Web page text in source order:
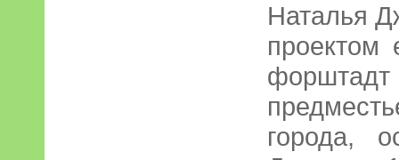
Наталья
проектом
города,